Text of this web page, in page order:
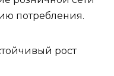
потребления.
рост